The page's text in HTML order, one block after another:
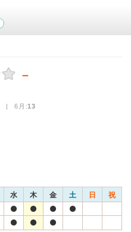
－
| 6月:13
水 木 金 土 日 祝